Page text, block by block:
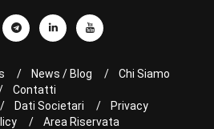
News / Blog
Chi Siamo
Contatti
Dati Societari
Privacy
Area Riservata